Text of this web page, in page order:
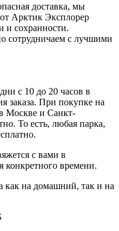
доставка, мы
Арктик Эксплорер
и сохранности.
сотрудничаем с лучшими
с 10 до 20 часов в
заказа. При покупке на
Москве и Санкт-
То есть, любая парка,
с вами в
конкретного времени.
как на домашний, так и на